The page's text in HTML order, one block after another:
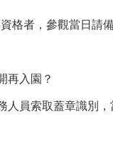
格者，參觀當日請
再入園？
人員索取蓋章識別